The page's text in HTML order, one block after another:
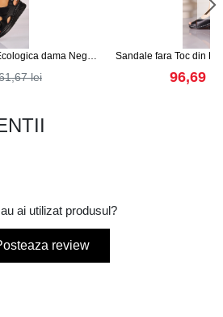
dama Negre
lei
Sandale fara Toc din
96,69
ai utilizat produsul?
review